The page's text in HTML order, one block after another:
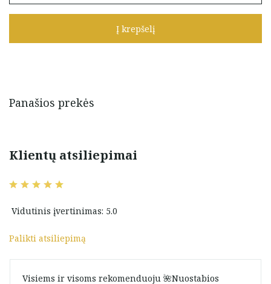
Auksiniai
kryželiais
Į krepšelį
Panašios prekės
Klientų atsiliepimai
Vidutinis įvertinimas: 5.0
Palikti atsiliepimą
Visiems ir visoms rekomenduoju 🌺Nuostabios